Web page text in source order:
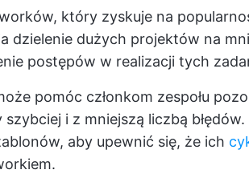
który zyskuje na
dzielenie dużych projektów na
postępów w realizacji tych
pomóc członkom zespołu
i z mniejszą liczbą
aby upewnić się, że ich